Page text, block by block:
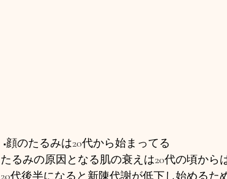
■顔のたるみは20代から始まってる
たるみの原因となる肌の衰えは20代の頃から
20代後半になると新陳代謝が低下し始める